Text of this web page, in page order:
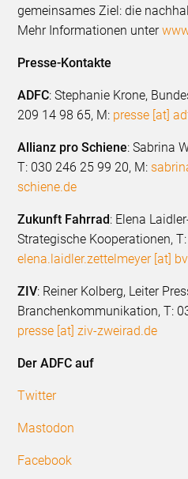
gemeinsames Ziel: die
Mehr Informationen unter
Presse-Kontakte
ADFC: Stephanie Krone,
209 14 98 65, M: presse [at]
Allianz pro Schiene: Sabrina
T: 030 246 25 99 20, M:
schiene.de
Zukunft Fahrrad: Elena
Strategische Kooperationen,
elena.laidler.zettelmeyer [at]
ZIV: Reiner Kolberg, Leiter
Branchenkommunikation, T:
presse [at] ziv-zweirad.de
Der ADFC auf
Twitter
Mastodon
Facebook